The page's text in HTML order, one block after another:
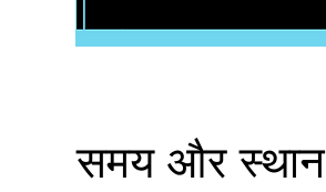
समय और स्थान